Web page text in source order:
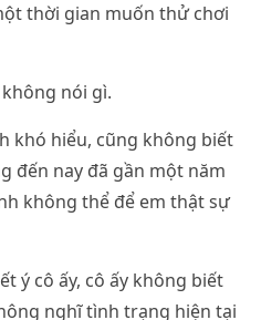
thời gian muốn thử chơi
nói gì.
khó hiểu, cũng không biết
đến nay đã gần một năm
không thể để em thật sự
ý cô ấy, cô ấy không biết
nghĩ tình trạng hiện tại